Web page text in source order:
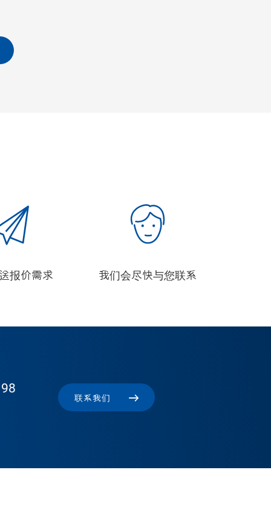
报价需求 我们会尽快与您联系
联系我们